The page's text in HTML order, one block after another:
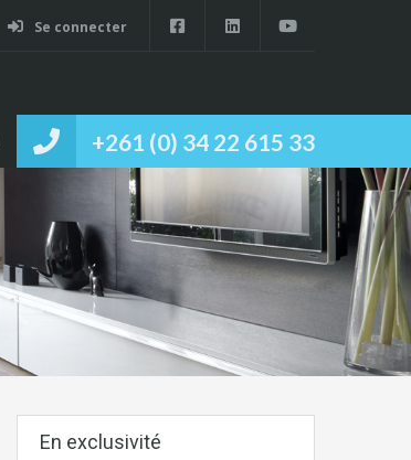
Se connecter
+261 (0) 34 22 615 33
En exclusivité